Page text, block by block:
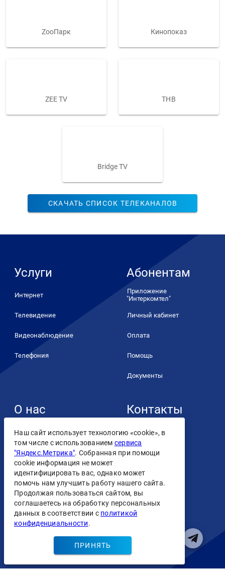
ZooПарк Кинопоказ
ZEE TV ТНВ
Bridge TV
СКАЧАТЬ СПИСОК ТЕЛЕКАНАЛОВ
Услуги
Интернет
Телевидение
Видеонаблюдение
Телефония
Абонентам
Приложение
"Интеркомтел"
Личный кабинет
Оплата
Помощь
Документы
О нас
О компании
Контакты
Лицензии
Персональные данные
соглашение
Контакты
Скачать
приложение
Наш сайт использует технологию «cookie», в
том числе с использованием сервиса
"Яндекс.Метрика". Собранная при помощи
cookie информация не может
идентифицировать вас, однако может
помочь нам улучшить работу нашего сайта.
Продолжая пользоваться сайтом, вы
соглашаетесь на обработку персональных
данных в соответствии с политикой
конфиденциальности.
ПРИНЯТЬ